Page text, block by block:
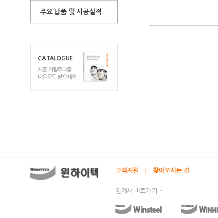
주요 납품 및 시공실적
CATALOGUE
제품 카탈로그를
다운로드 받으세요
고객지원 찾아오시는 길
관계사 바로가기